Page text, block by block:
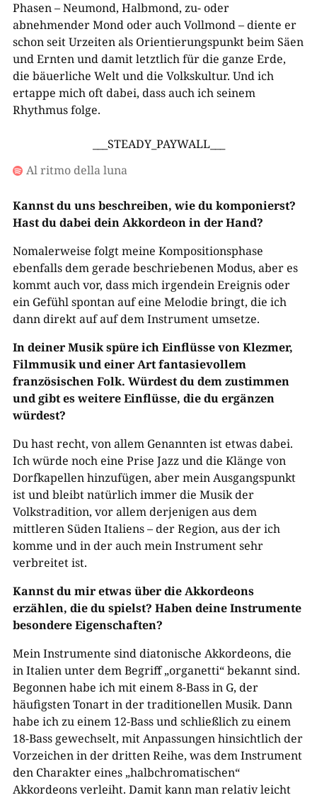
Phasen – Neumond, Halbmond, zu- oder
abnehmender Mond oder auch Vollmond – diente er
schon seit Urzeiten als Orientierungspunkt beim Säen
und Ernten und damit letztlich für die ganze Erde,
die bäuerliche Welt und die Volkskultur. Und ich
ertappe mich oft dabei, dass auch ich seinem
Rhythmus folge.
___STEADY_PAYWALL___
 Al ritmo della luna
Kannst du uns beschreiben, wie du komponierst?
Hast du dabei dein Akkordeon in der Hand?
Nomalerweise folgt meine Kompositionsphase
ebenfalls dem gerade beschriebenen Modus, aber es
kommt auch vor, dass mich irgendein Ereignis oder
ein Gefühl spontan auf eine Melodie bringt, die ich
dann direkt auf auf dem Instrument umsetze.
In deiner Musik spüre ich Einflüsse von Klezmer,
Filmmusik und einer Art fantasievollem
französischen Folk. Würdest du dem zustimmen
und gibt es weitere Einflüsse, die du ergänzen
würdest?
Du hast recht, von allem Genannten ist etwas dabei.
Ich würde noch eine Prise Jazz und die Klänge von
Dorfkapellen hinzufügen, aber mein Ausgangspunkt
ist und bleibt natürlich immer die Musik der
Volkstradition, vor allem derjenigen aus dem
mittleren Süden Italiens – der Region, aus der ich
komme und in der auch mein Instrument sehr
verbreitet ist.
Kannst du mir etwas über die Akkordeons
erzählen, die du spielst? Haben deine Instrumente
besondere Eigenschaften?
Mein Instrumente sind diatonische Akkordeons, die
in Italien unter dem Begriff „organetti“ bekannt sind.
Begonnen habe ich mit einem 8-Bass in G, der
häufigsten Tonart in der traditionellen Musik. Dann
habe ich zu einem 12-Bass und schließlich zu einem
18-Bass gewechselt, mit Anpassungen hinsichtlich der
Vorzeichen in der dritten Reihe, was dem Instrument
den Charakter eines „halbchromatischen“
Akkordeons verleiht. Damit kann man relativ leicht